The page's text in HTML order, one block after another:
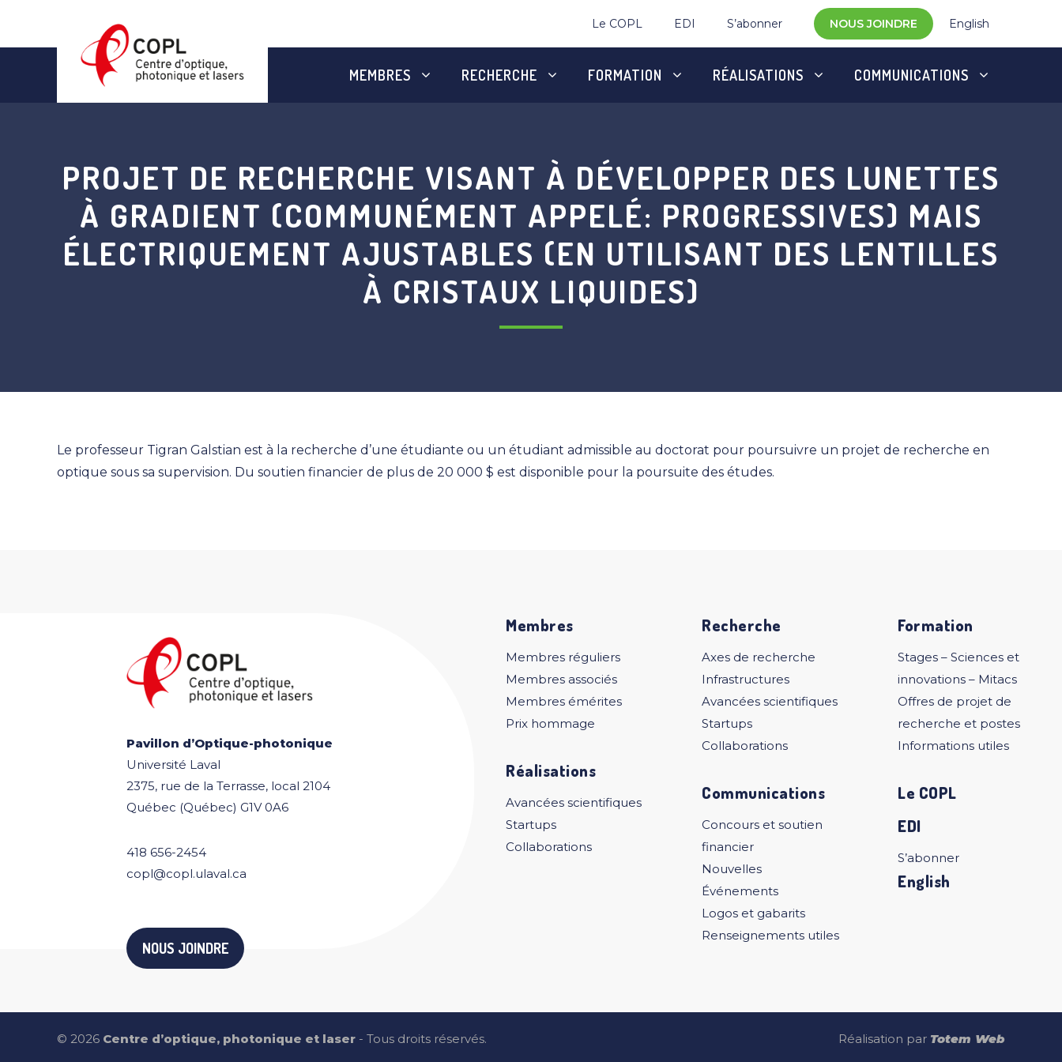
Le COPL EDI S’abonner NOUS JOINDRE English
MEMBRES RECHERCHE FORMATION RÉALISATIONS COMMUNICATIONS
PROJET DE RECHERCHE VISANT À DÉVELOPPER DES LUNETTES
À GRADIENT (COMMUNÉMENT APPELÉ: PROGRESSIVES) MAIS
ÉLECTRIQUEMENT AJUSTABLES (EN UTILISANT DES LENTILLES
À CRISTAUX LIQUIDES)
Le professeur Tigran Galstian est à la recherche d’une étudiante ou un étudiant admissible au doctorat pour poursuivre un projet de recherche en
optique sous sa supervision. Du soutien financier de plus de 20 000 $ est disponible pour la poursuite des études.
Pavillon d’Optique-photonique
Université Laval
2375, rue de la Terrasse, local 2104
Québec (Québec) G1V 0A6
418 656-2454
copl@copl.ulaval.ca
NOUS JOINDRE
Membres
Membres réguliers
Membres associés
Membres émérites
Prix hommage
Réalisations
Avancées scientifiques
Startups
Collaborations
Recherche
Axes de recherche
Infrastructures
Avancées scientifiques
Startups
Collaborations
Communications
Concours et soutien
financier
Nouvelles
Événements
Logos et gabarits
Renseignements utiles
Formation
Stages – Sciences et
innovations – Mitacs
Offres de projet de
recherche et postes
Informations utiles
Le COPL
EDI
S’abonner
English
Réalisation par Totem Web
© 2026 Centre d’optique, photonique et laser - Tous droits réservés.